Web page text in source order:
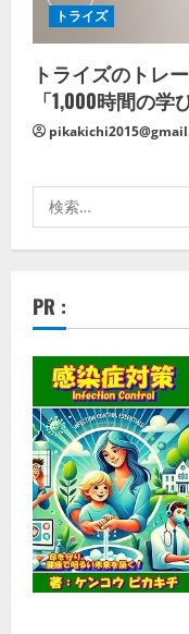
トライズ
トライズのトレ
「1,000時間の学
索:
PR :